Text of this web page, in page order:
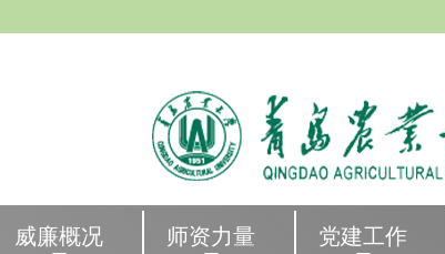
威廉概况 师资力量 党建工作